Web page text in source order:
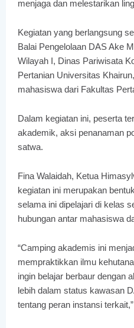
menjaga dan melestarikan
Kegiatan yang berlangsung
Balai Pengelolaan DAS Ake
Wilayah I, Dinas Pariwisata
Pertanian Universitas
mahasiswa dari Fakultas
Dalam kegiatan ini, peserta
akademik, aksi penanaman
satwa.
Fina Walaidah, Ketua
kegiatan ini merupakan
selama ini dipelajari di kelas
hubungan antar mahasiswa
“Camping akademis ini
mempraktikkan ilmu
ingin belajar berbaur dengan
lebih dalam status kawasan
tentang peran instansi